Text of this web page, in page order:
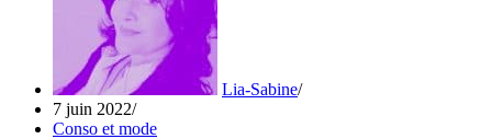
Lia-Sabine
7 juin 2022
Conso et mode